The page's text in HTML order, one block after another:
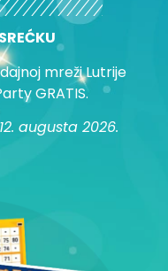
mreži Lutrije
GRATIS.
augusta 2026.